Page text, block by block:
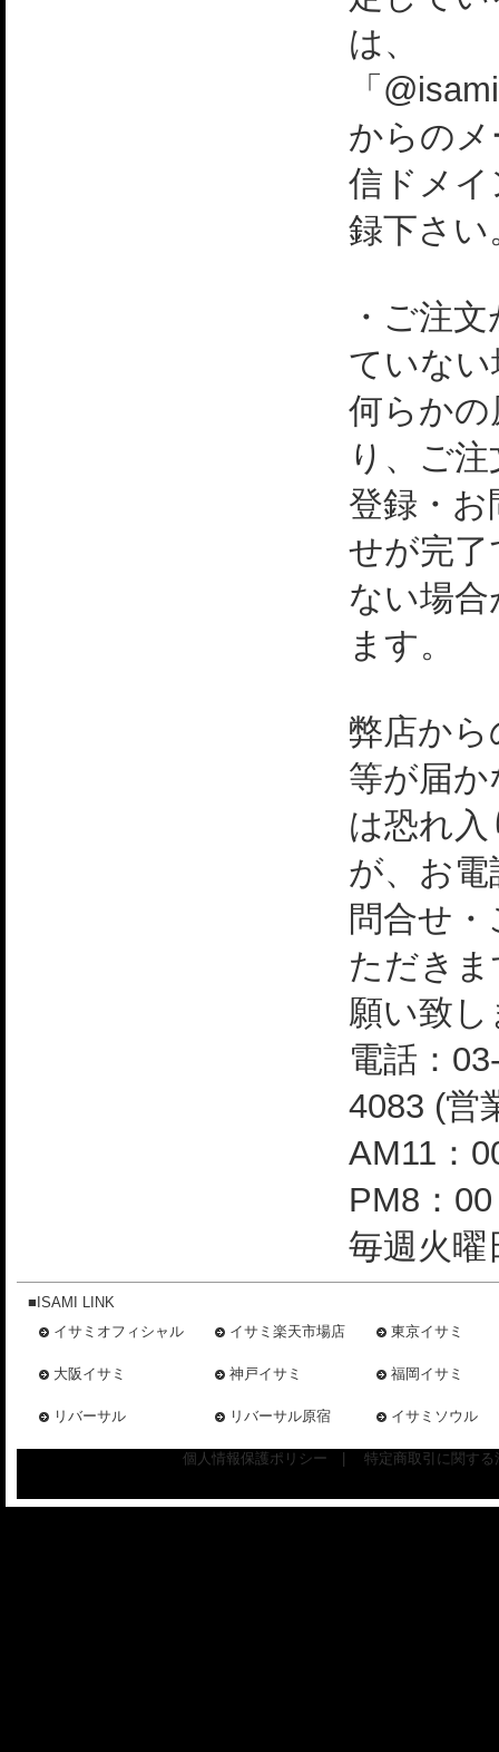
は、
「
からの
信ドメ
録下さい
・ご注
ていない
何らか
り、ご
登録・
せが完
ない場
ます。
弊店か
等が届
は恐れ
が、お
問合せ
ただき
願い致
電話：
4083 (営
AM11：
PM8：
毎週火曜
■ISAMI LINK
イサミオフィシャル
イサミ楽天市場店 東京イサミ
大阪イサミ 神戸イサミ 福岡イサミ
リバーサル リバーサル原宿 イサミソウル
個人情報保護ポリシー 特定商取引に関す